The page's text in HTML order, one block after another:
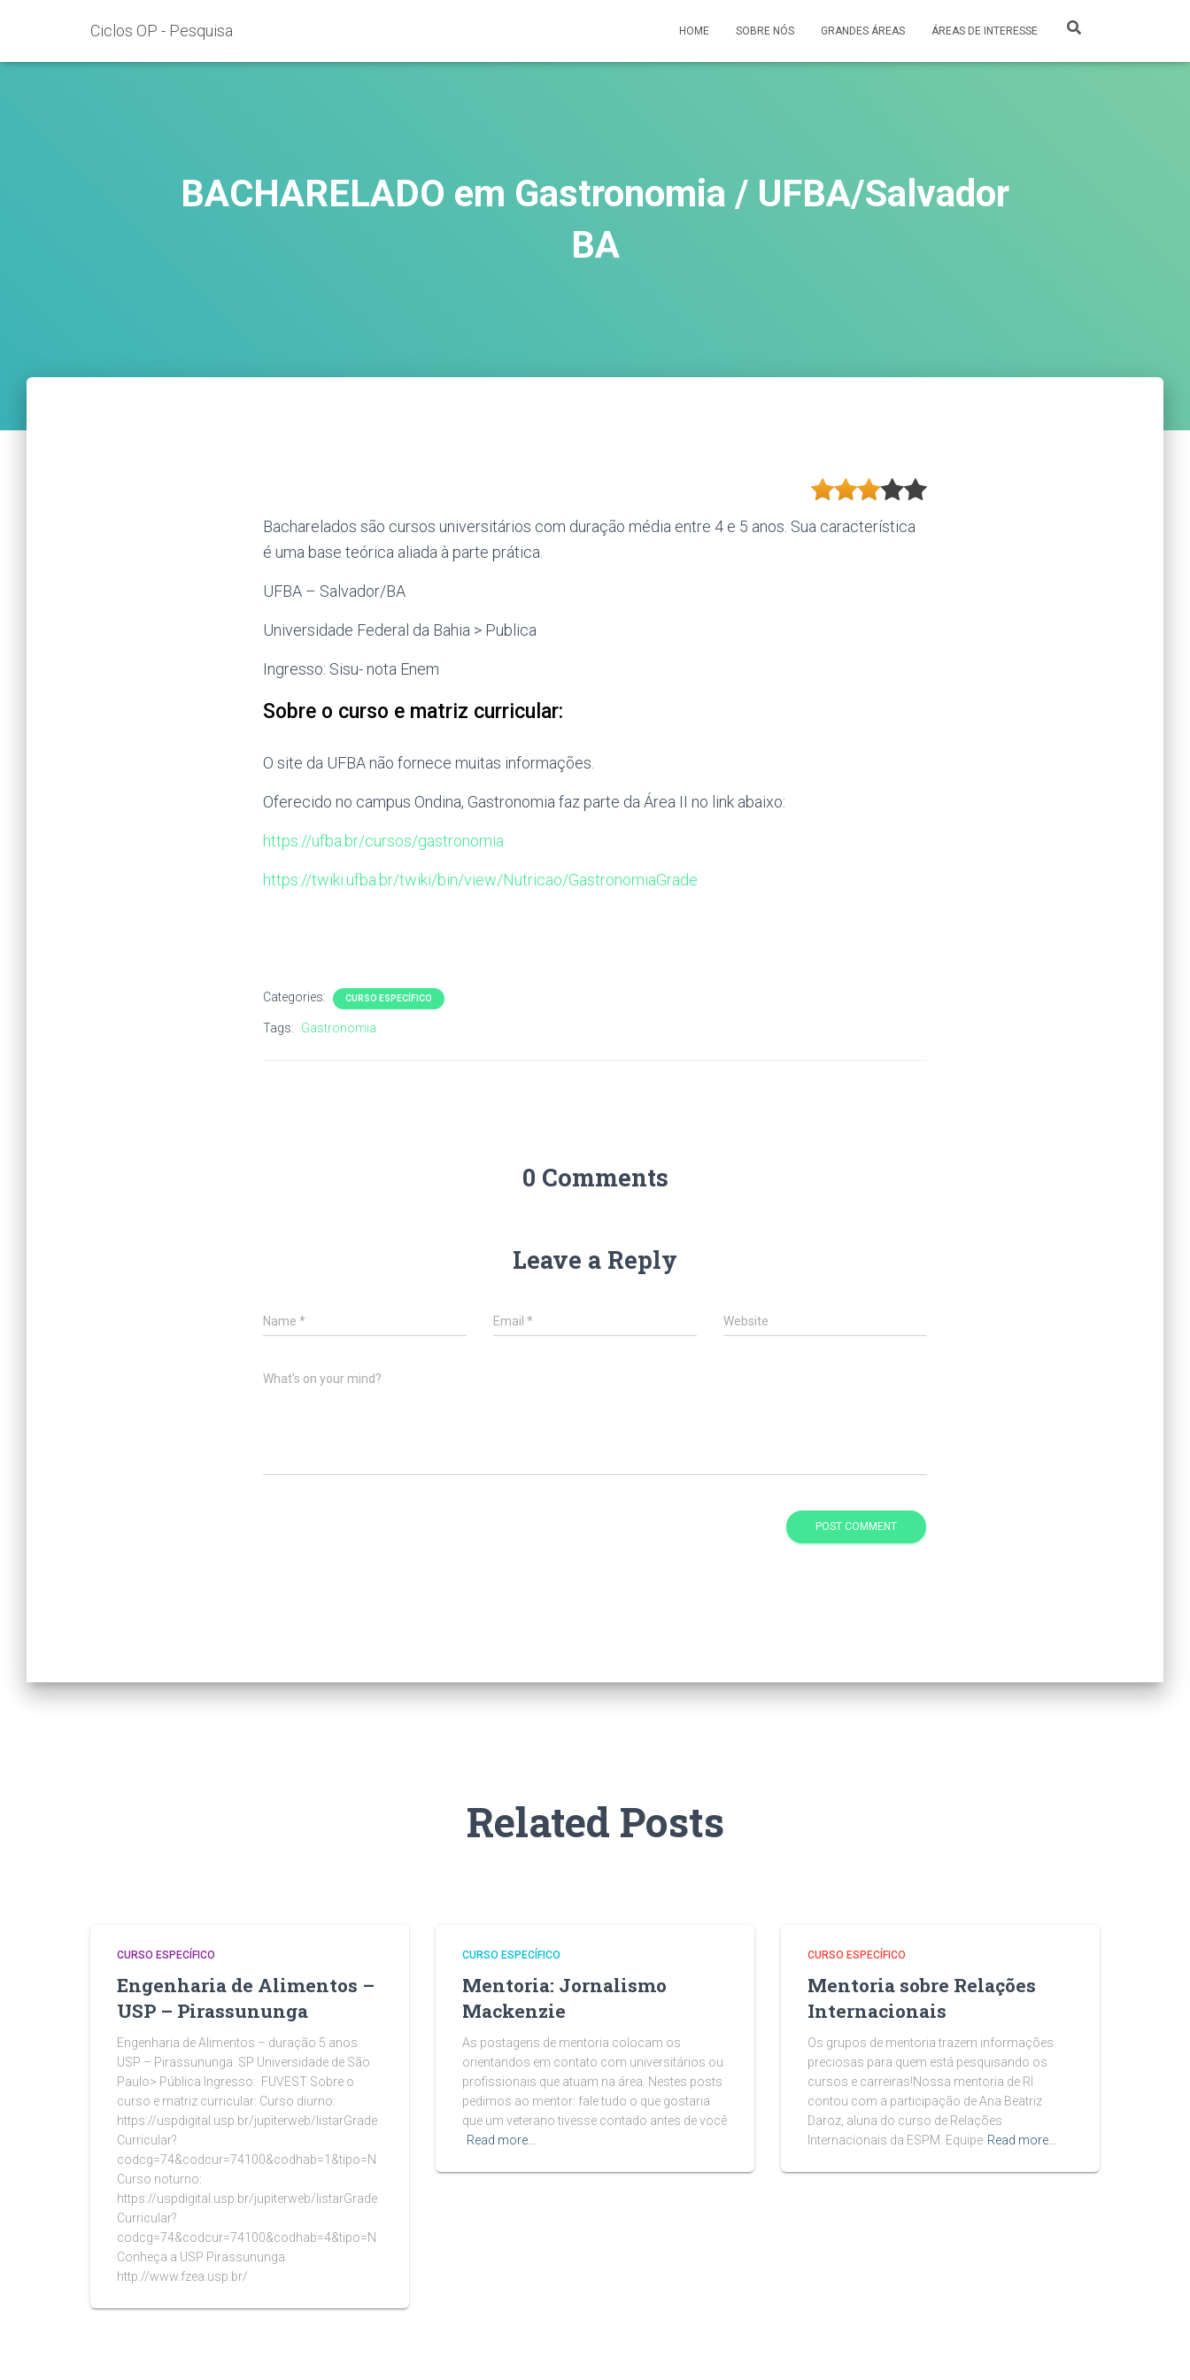
Ciclos OP - Pesquisa HOME SOBRE NÓS GRANDES ÁREAS ÁREAS DE INTERESSE
BACHARELADO em Gastronomia / UFBA/Salvador
BA
Bacharelados são cursos universitários com duração média entre 4 e 5 anos. Sua característica
é uma base teórica aliada à parte prática.
UFBA – Salvador/BA
Universidade Federal da Bahia > Publica
Ingresso: Sisu- nota Enem
Sobre o curso e matriz curricular:
O site da UFBA não fornece muitas informações.
Oferecido no campus Ondina, Gastronomia faz parte da Área II no link abaixo:
https://ufba.br/cursos/gastronomia
https://twiki.ufba.br/twiki/bin/view/Nutricao/GastronomiaGrade
Categories: CURSO ESPECÍFICO
Tags: Gastronomia
0 Comments
Leave a Reply
Name * Email * Website
What's on your mind?
Related Posts
CURSO ESPECÍFICO
Engenharia de Alimentos –
USP – Pirassununga
Engenharia de Alimentos – duração 5 anos
USP – Pirassununga SP Universidade de São
Paulo> Pública Ingresso: FUVEST Sobre o
curso e matriz curricular: Curso diurno:
https://uspdigital.usp.br/jupiterweb/listarGrade
Curricular?
codcg=74&codcur=74100&codhab=1&tipo=N
Curso noturno:
https://uspdigital.usp.br/jupiterweb/listarGrade
Curricular?
codcg=74&codcur=74100&codhab=4&tipo=N
Conheça a USP Pirassununga:
http://www.fzea.usp.br/
CURSO ESPECÍFICO
Mentoria: Jornalismo
Mackenzie
As postagens de mentoria colocam os
orientandos em contato com universitários ou
profissionais que atuam na área. Nestes posts
pedimos ao mentor: fale tudo o que gostaria
que um veterano tivesse contado antes de você
Read more…
CURSO ESPECÍFICO
Mentoria sobre Relações
Internacionais
Os grupos de mentoria trazem informações
preciosas para quem está pesquisando os
cursos e carreiras!Nossa mentoria de RI
contou com a participação de Ana Beatriz
Daroz, aluna do curso de Relações
Internacionais da ESPM. Equipe Read more…